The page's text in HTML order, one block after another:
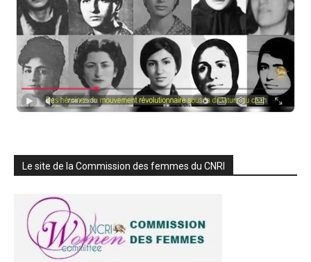
Le site de la Commission des femmes du CNRI